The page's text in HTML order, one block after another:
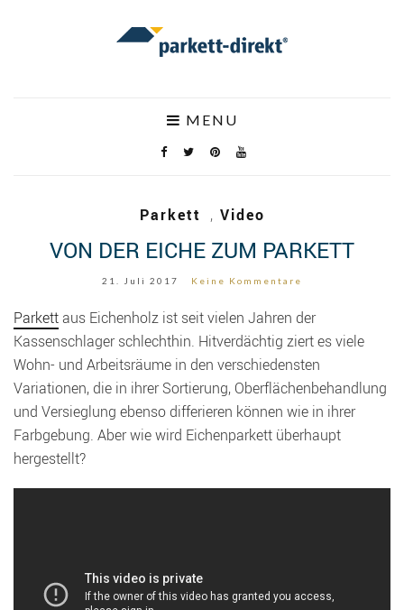
MENU
Parkett , Video
VON DER EICHE ZUM PARKETT
21. Juli 2017 Keine Kommentare
Parkettaus Eichenholz ist seit vielen Jahren der
Kassenschlager schlechthin. Hitverdächtig ziert es viele
Wohn- und Arbeitsräume in den verschiedensten
Variationen, die in ihrer Sortierung, Oberflächenbehandlung
und Versieglung ebenso differieren können wie in ihrer
Farbgebung. Aber wie wird Eichenparkett überhaupt
hergestellt?